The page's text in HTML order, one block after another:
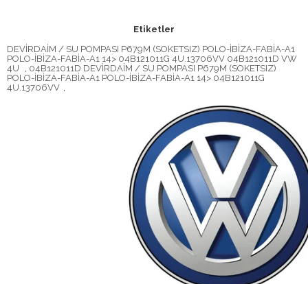
Etiketler
DEVİRDAİM / SU POMPASI P679M (SOKETSIZ) POLO-İBİZA-FABİA-A1
POLO-İBİZA-FABİA-A1 14> 04B121011G 4U.13706VV 04B121011D VW
4U
, 04B121011D DEVİRDAİM / SU POMPASI P679M (SOKETSIZ)
POLO-İBİZA-FABİA-A1 POLO-İBİZA-FABİA-A1 14> 04B121011G
4U.13706VV ,